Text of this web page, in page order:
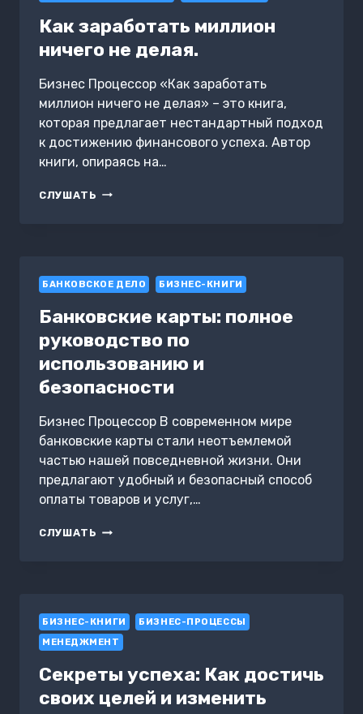
Как заработать миллион
ничего не делая.
Бизнес Процессор «Как заработать
миллион ничего не делая» – это книга,
которая предлагает нестандартный подход
к достижению финансового успеха. Автор
книги, опираясь на…
СЛУШАТЬ КАК
БАНКОВСКОЕ ДЕЛО БИЗНЕС-КНИГИ
Банковские карты: полное
руководство по
использованию и
безопасности
Бизнес Процессор В современном мире
банковские карты стали неотъемлемой
частью нашей повседневной жизни. Они
предлагают удобный и безопасный способ
оплаты товаров и услуг,…
СЛУШАТЬ БАНКОВСКИЕ
И
БЕЗОПАСНОСТИ
БИЗНЕС-КНИГИ
БИЗНЕС-ПРОЦЕССЫ
МЕНЕДЖМЕНТ
Секреты успеха: Как достичь
своих целей и изменить